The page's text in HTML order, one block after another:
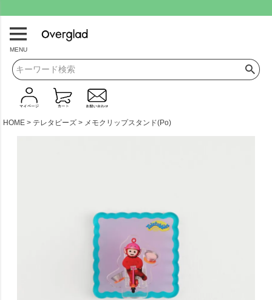
MENU
HOME テレタビーズ メモクリップスタンド(Po)